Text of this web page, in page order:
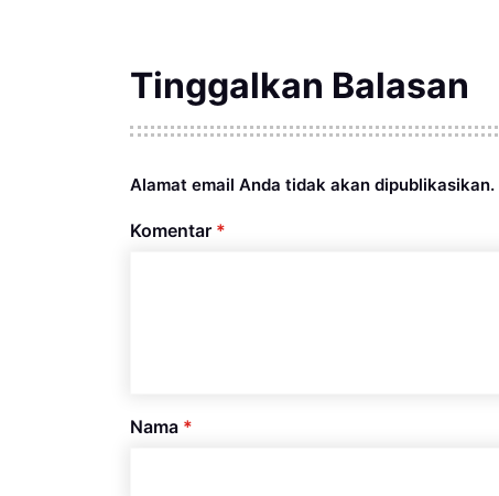
Tinggalkan Balasan
Alamat email Anda tidak akan dipublikasikan.
Komentar *
Nama *